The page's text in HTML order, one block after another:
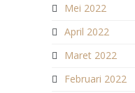
Mei 2022
April 2022
Maret 2022
Februari 2022